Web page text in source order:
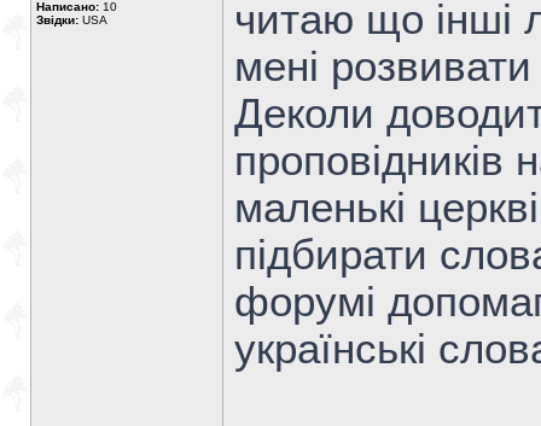
Написано: 10
Звідки: USA
читаю що інші
мені
Деколи
проповідників
маленькі
підбирати
форумі
українські